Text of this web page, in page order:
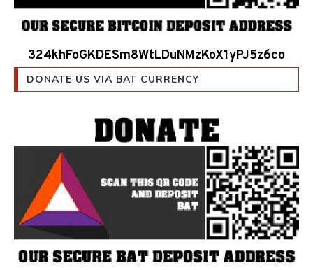
324khFoGKDESm8WtLDuNMzKoX1yPJ5z6co
DONATE US VIA BAT CURRENCY